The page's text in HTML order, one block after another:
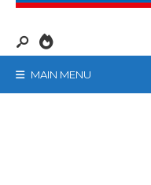
MAIN MENU